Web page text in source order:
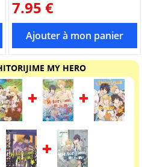
7.95 €
MY HERO